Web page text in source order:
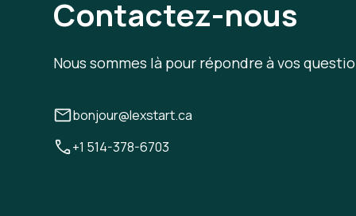
Contactez-nous
Nous sommes là pour répondre à vos
bonjour@lexstart.ca
+1 514-378-6703